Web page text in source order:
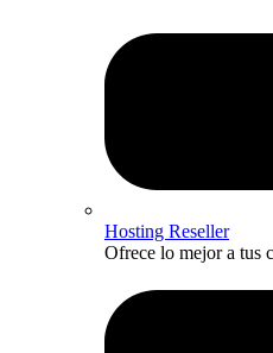
Hosting Reseller
Ofrece lo mejor a tus